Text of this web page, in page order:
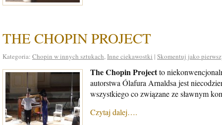
THE CHOPIN PROJECT
Kategoria: Chopin w innych sztukach,Inne ciekawostki | Skomentuj jako
The Chopin Projectto
autorstwa Ólafura Arnaldsa jest
wszystkiego co związane ze sławnym
Czytaj dalej….